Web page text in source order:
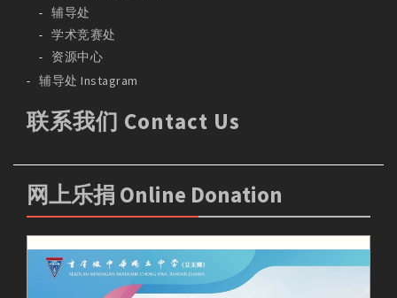
辅导处
学术竞赛处
资源中心
辅导处 Instagram
联系我们 Contact Us
网上乐捐 Online Donation